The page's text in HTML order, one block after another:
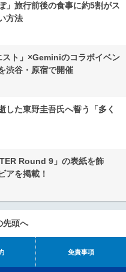
」旅行前後の食事に約5割がス
方法
ト」×Geminiのコラボイベン
渋谷・原宿で開催
した東野圭吾氏へ誓う「多く
Round 9」の表紙を飾
アを掲載！
先頭へ
免責事項